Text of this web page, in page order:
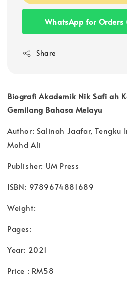
WhatsApp for
Share
Biografi Akademik Nik Safi ah
Gemilang Bahasa Melayu
Author: Salinah Jaafar, Tengku
Mohd Ali
Publisher: UM Press
ISBN: 9789674881689
Weight:
Pages:
Year: 2021
Price : RM58